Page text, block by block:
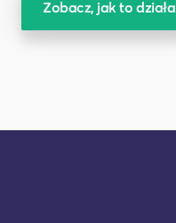
Zobacz, jak to działa